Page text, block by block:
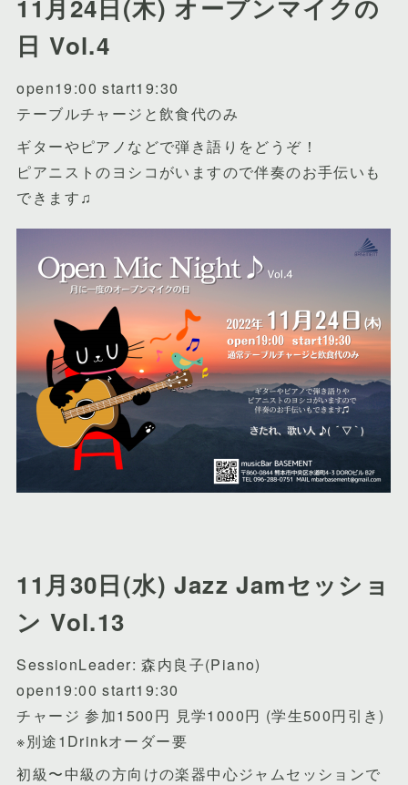
11月24日(木) オープンマイクの
日 Vol.4
open19:00 start19:30
テーブルチャージと飲食代のみ
ギターやピアノなどで弾き語りをどうぞ！
ピアニストのヨシコがいますので伴奏のお手伝いも
できます♫
11月30日(水) Jazz Jamセッショ
ン Vol.13
SessionLeader: 森内良子(Piano)
open19:00 start19:30
チャージ 参加1500円 見学1000円 (学生500円引き)
※別途1Drinkオーダー要
初級〜中級の方向けの楽器中心ジャムセッションで